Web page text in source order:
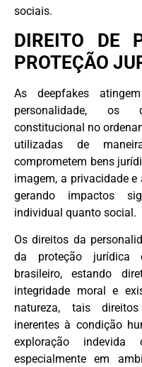
sociais.
DIREITO DE
PROTEÇÃO
As deepfakes
personalidade, os
constitucional no
utilizadas de
comprometem bens
imagem, a privacidade
gerando impactos
individual quanto social.
Os direitos da
da proteção jurídica
brasileiro, estando
integridade moral e
natureza, tais
inerentes à condição
exploração
especialmente em